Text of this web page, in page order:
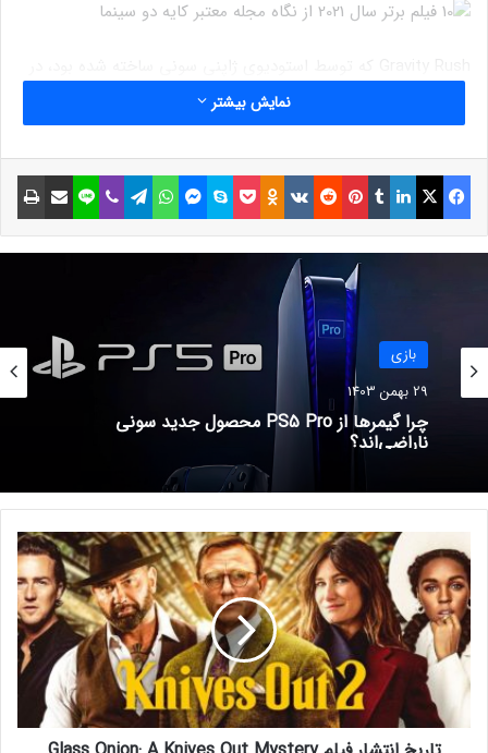
فوریه سال ۲۰۱۲ برای کنسول دستی پلی استیشن ویتا منتشر شد و به
دلیل مکانیک‌های جالب خود مورد تحسین منتقدان قرار گرفت.
نوشته های مشابه
شش حزب سیاسی هلند برای طرح
ممنوعیت لوت باکس‌ها با یکدیگر
متحد شدند
14 تیر 1401
نویسنده بازی Disco Elysium از
ZA/UM شکایت کرد
در این عنوان جهان باز، بازیکنان کنترل شخصیت Kat را به دست
می‌گیرند، زن جوانی که از توانایی خود برای کنترل جاذبه زمین برای
دفاع از شهر شناور Hekseville در برابر طوفان‌های جاذبه و هیولاهایی
به نام Nevi استفاده می‌کند.
این بازی در سال ۲۰۱۵ برای پلی استیشن ۴ بازسازی شد و سپس
دنباله‌ای برای همین کنسول در سال ۲۰۱۷ منتشر شد. با این حال، در
پنج سال گذشته هیچ نسخه دیگری از بازی ساخته و منتشر نشده
است.
نمایش بیشتر
فیسبوک ایکس لینکداین تامبلر پینتریست Reddit
VKontakte
Odnoklassniki پاکت اسکایپ مسنجر واتس آپ تلگرام وایبر لاین اشتراک گذاری با ایمیل
بازی
29 بهمن 1403
چرا گیمرها از PS5 Pro محصول جدید سونی
ناراضی‌اند؟
ا
ر
ی
خ
ا
ن
ش